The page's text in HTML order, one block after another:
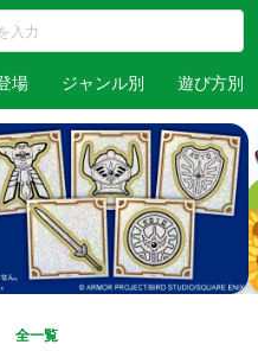
場 ジャンル別 遊び方別
全一覧